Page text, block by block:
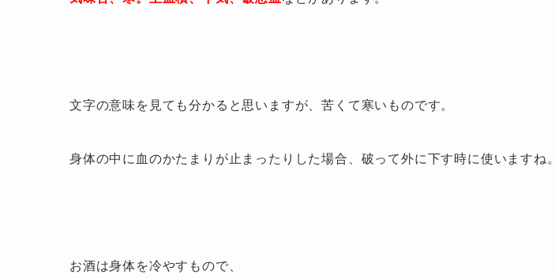
文字の意味を見ても分かると思いますが、苦くて寒いものです。
身体の中に血のかたまりが止まったりした場合、 破って外に下す時に使いますね。
お酒は身体を冷やすもので、